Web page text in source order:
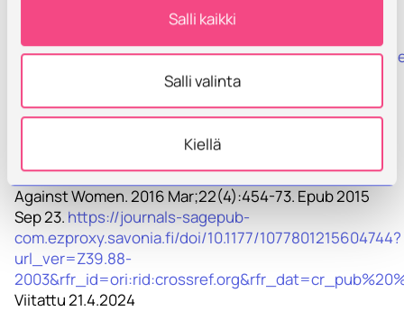
Salli kaikki
Salli valinta
Kiellä
survivors-of-intimate-partner-violence-and-risk-of-
illness/
Crossman, K., Hardesty, J. & Raffaelli, M. 2016: ”He
Could Scare Me Without Laying a Hand on Me”:
Mothers’ Experiences of Nonviolent Coercive Control
During Marriage and After Separation. Violence
Against Women. 2016 Mar;22(4):454-73. Epub 2015
Sep 23. https://journals-sagepub-
com.ezproxy.savonia.fi/doi/10.1177/1077801215604744?
url_ver=Z39.88-
Viitattu 21.4.2024